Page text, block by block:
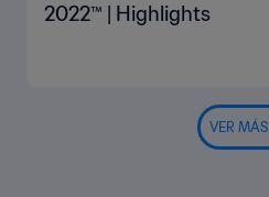
2022™ | Highlights
VER MÁS